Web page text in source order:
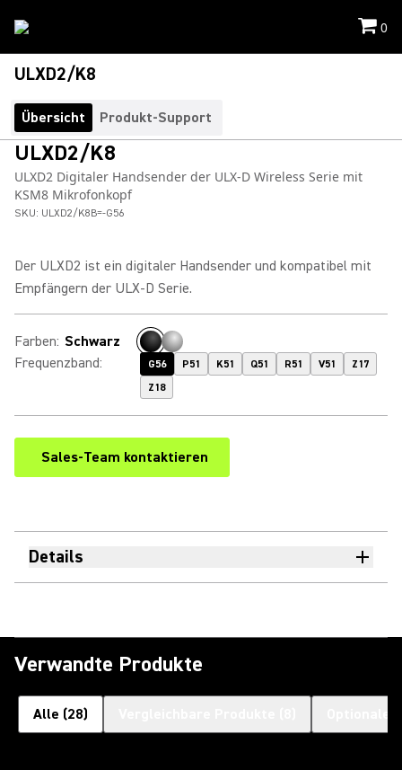
0
ULXD2/K8
Übersicht Produkt-Support
ULXD2/K8
ULXD2 Digitaler Handsender der ULX-D Wireless Serie mit
KSM8 Mikrofonkopf
SKU: ULXD2/K8B=-G56
Der ULXD2 ist ein digitaler Handsender und kompatibel mit
Empfängern der ULX-D Serie.
Farben: Schwarz
Frequenzband: G56 P51 K51 Q51 R51 V51
Z17
Z18
Sales-Team kontaktieren
Details
Verwandte Produkte
Alle (28)